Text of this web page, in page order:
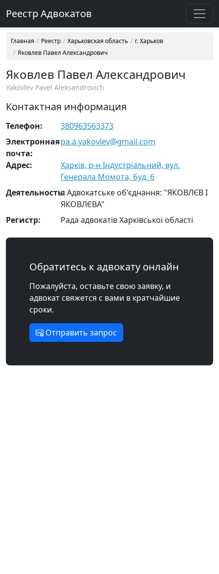
Реестр Адвокатов
Главная Реестр Харьковская область
г. Харьков
Яковлев Павел Александрович
Яковлев Павел Александрович
Yakovlev Pavel Aleksandrovich
Контактная информация
Телефон:
380963563373
Электронная
почта:
pa.a.yakovlev@gmail.com
Адрес:
Харків, р-н Індустріальний, вул.
Генерала Момота, буд. 6
Деятельность:в Адвокатське об'єднання: "ЯКОВЛЄВ І
ЯКОВЛЄВА"
Регистр:
Рада адвокатів Харківської області
Обратитесь к адвокату онлайн
Пожалуйста, оставьте свою заявку, и
адвокат свяжется с вами в кратчайшие
сроки.
Отправить запрос